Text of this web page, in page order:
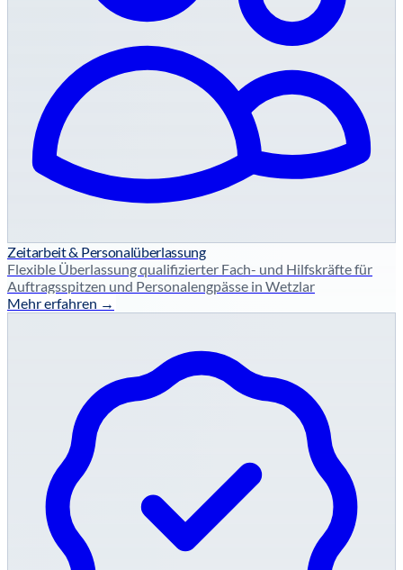
Zeitarbeit & Personalüberlassung
Flexible Überlassung qualifizierter Fach- und Hilfskräfte für
Auftragsspitzen und Personalengpässe in Wetzlar
Mehr erfahren →